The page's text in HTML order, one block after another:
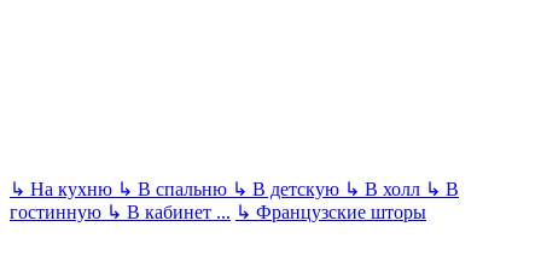
↳ На кухню ↳ В спальню ↳ В детскую ↳ В холл ↳ В
гостинную ↳ В кабинет ... ↳ Французские шторы